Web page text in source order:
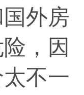
外房
，因
不一